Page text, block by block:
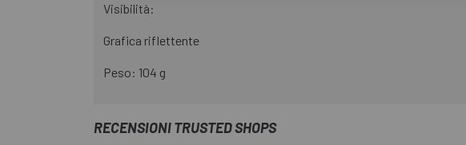
Visibilità:
Grafica riflettente
Peso: 104 g
RECENSIONI TRUSTED SHOPS